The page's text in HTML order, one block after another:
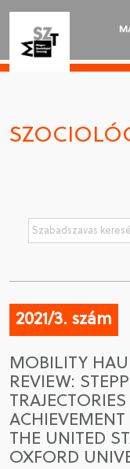
SZOCIOLÓGIAI
CSATLAKOZÁS A
TAGSÁGOMAT
2021/3. szám
MOBILITY
REVIEW:
THE UNITED
OXFORD